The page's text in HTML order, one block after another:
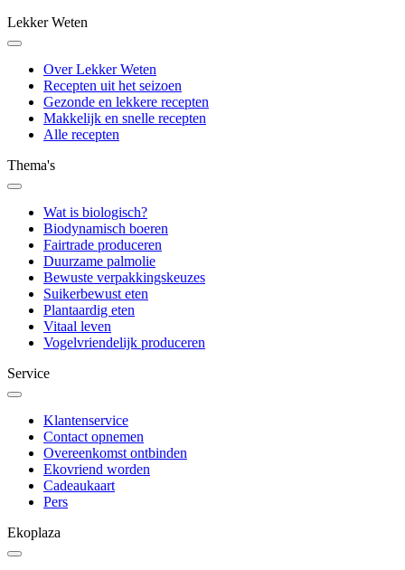
Lekker Weten
Over Lekker Weten
Recepten uit het seizoen
Gezonde en lekkere recepten
Makkelijk en snelle recepten
Alle recepten
Thema's
Wat is biologisch?
Biodynamisch boeren
Fairtrade produceren
Duurzame palmolie
Bewuste verpakkingskeuzes
Suikerbewust eten
Plantaardig eten
Vitaal leven
Vogelvriendelijk produceren
Service
Klantenservice
Contact opnemen
Overeenkomst ontbinden
Ekovriend worden
Cadeaukaart
Pers
Ekoplaza